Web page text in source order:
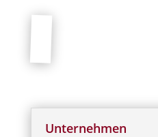
Unternehmen